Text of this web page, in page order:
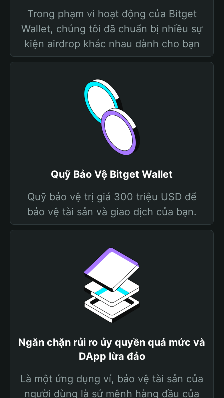
Trong phạm vi hoạt động của Bitget
Wallet, chúng tôi đã chuẩn bị nhiều sự
kiện airdrop khác nhau dành cho bạn
Quỹ Bảo Vệ Bitget Wallet
Quỹ bảo vệ trị giá 300 triệu USD để
bảo vệ tài sản và giao dịch của bạn.
Ngăn chặn rủi ro ủy quyền quá mức và
DApp lừa đảo
Là một ứng dụng ví, bảo vệ tài sản của
người dùng là sứ mệnh hàng đầu của